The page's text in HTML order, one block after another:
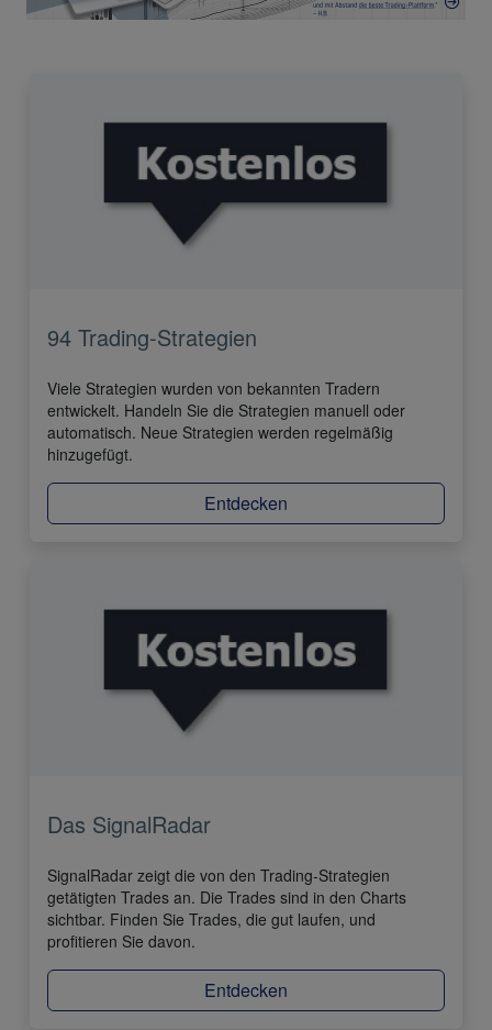
94 Trading-Strategien
Viele Strategien wurden von bekannten Tradern
entwickelt. Handeln Sie die Strategien manuell oder
automatisch. Neue Strategien werden regelmäßig
hinzugefügt.
Entdecken
Das SignalRadar
SignalRadar zeigt die von den Trading-Strategien
getätigten Trades an. Die Trades sind in den Charts
sichtbar. Finden Sie Trades, die gut laufen, und
profitieren Sie davon.
Entdecken